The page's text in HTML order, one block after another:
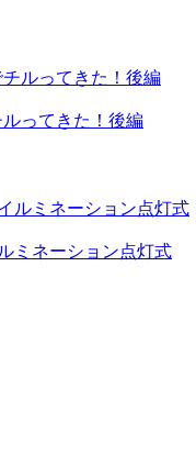
ってきた！後編
ミネーション点灯式